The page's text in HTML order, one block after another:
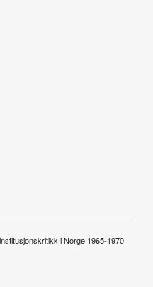
i Norge 1965-1970